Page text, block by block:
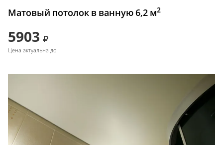
Матовый потолок в ванную 6,2 м2
5903
Цена актуальна до